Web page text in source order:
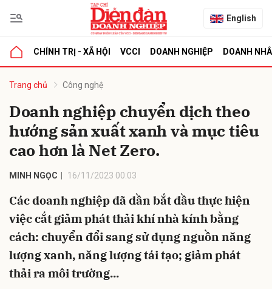
English
CHÍNH TRỊ - XÃ HỘI VCCI DOANH NGHIỆP DOANH
Trang chủ Công nghệ
Doanh nghiệp chuyển dịch theo
hướng sản xuất xanh và mục tiêu
cao hơn là Net Zero.
MINH NGỌC 16/11/2023 00:03
Các doanh nghiệp đã dần bắt đầu thực hiện
việc cắt giảm phát thải khí nhà kính bằng
cách: chuyển đổi sang sử dụng nguồn năng
lượng xanh, năng lượng tái tạo; giảm phát
thải ra môi trường...
luận
Hủy